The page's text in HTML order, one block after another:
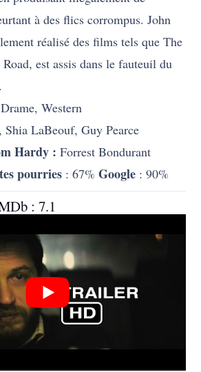
à des flics corrompus. John
réalisé des films tels que The
est assis dans le fauteuil du
Western
Shia LaBeouf, Guy Pearce
Hardy : Forrest Bondurant
pourries : 67%Google : 90%
: 7.1